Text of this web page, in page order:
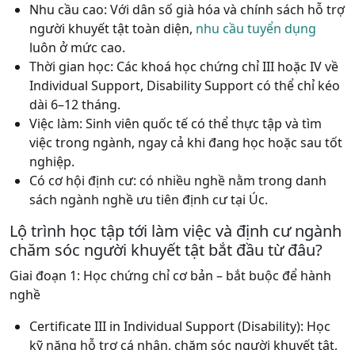
Nhu cầu cao: Với dân số già hóa và chính sách hỗ trợ
người khuyết tật toàn diện, nhu cầu tuyển dụng
luôn ởmức cao.
Thời gian học: Các khoá học chứng chỉ III hoặc IV về
Individual Support, Disability Support có thể chỉ kéo
dài 6–12 tháng.
Việc làm: Sinh viên quốc tế có thể thực tập và tìm
việc trong ngành, ngay cả khi đang học hoặc sau tốt
nghiệp.
Có cơ hội định cư: có nhiều nghề nằm trong danh
sách ngành nghề ưu tiên định cư tại Úc.
Lộ trình học tập tới làm việc và định cư ngành
chăm sóc người khuyết tật bắt đầu từ đâu?
Giai đoạn 1: Học chứng chỉ cơ bản – bắt buộc để hành
nghề
Certificate III in Individual Support (Disability): Học
kỹ năng hỗ trợ cá nhân, chăm sóc người khuyết tật,